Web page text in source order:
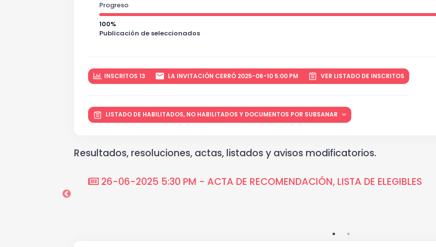
Progreso
100%
Publicación de seleccionados
INSCRITOS 13 LA INVITACIÓN CERRÓ 2025-06-10 5:00 PM VER LISTADO DE INSCRITOS
LISTADO DE HABILITADOS, NO HABILITADOS Y DOCUMENTOS POR SUBSANAR
Resultados, resoluciones, actas, listados y avisos modificatorios.
mecanismos
26-06-2025 5:30 PM - ACTA DE RECOMENDACIÓN, LISTA DE ELEGIBLES